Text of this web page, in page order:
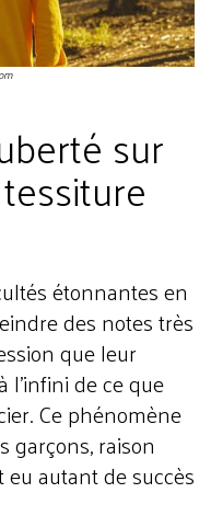
sur
étonnantes en
des notes très
que leur
l'infini de ce que
Ce phénomène
garçons, raison
autant de succès